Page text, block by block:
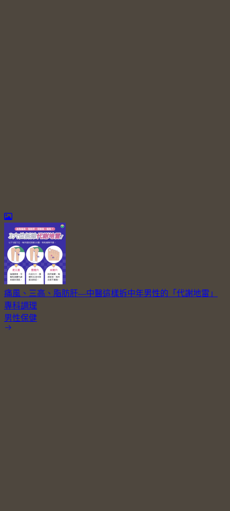
痛風、三高、脂肪肝—中醫這樣拆中年男性的「代謝地雷」
專科調理
男性保健